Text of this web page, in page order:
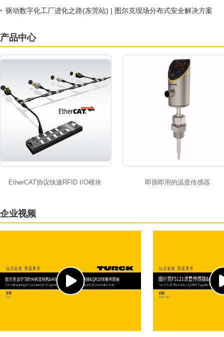
• 驱动数字化工厂进化之路(东莞站) | 图尔克现场分布式安全解决方案
产品中心
EtherCAT协议快速RFID I/O模块 即插即用的温度传感器
企业视频